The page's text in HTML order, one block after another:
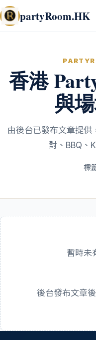
partyRoom.HK
香港
與
由後台已發布文章提供
對、BBQ、
標
暫時未
後台發布文章